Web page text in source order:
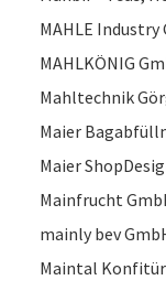
MAHLE Industry
MAHLKÖNIG
Mahltechnik
Maier
Maier
Mainfrucht
mainly bev
Maintal